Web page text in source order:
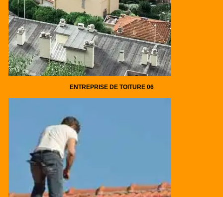
ENTREPRISE DE TOITURE 06